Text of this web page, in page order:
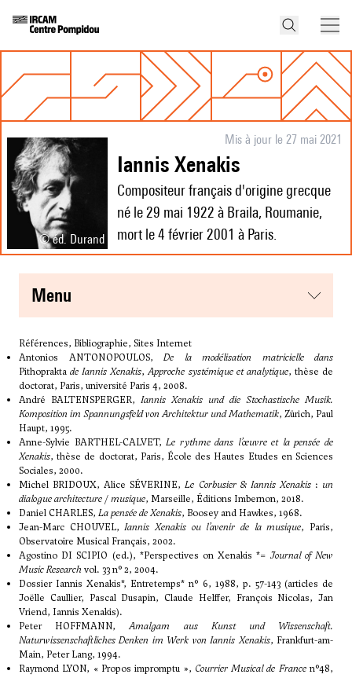
© éd. Durand
Mis à jour le 27 mai 2021
Iannis Xenakis
Compositeur français d'origine grecque
né le 29 mai 1922 à Braila, Roumanie,
mort le 4 février 2001 à Paris.
menu
Références, Bibliographie, Sites Internet
Antonios ANTONOPOULOS, De la modélisation matricielle dans
Pithopraktade Iannis Xenakis,Approche systémique et analytique, thèse de
doctorat, Paris, université Paris 4, 2008.
André BALTENSPERGER, Iannis Xenakis und die Stochastische Musik.
Komposition im Spannungsfeld von Architektur und Mathematik, Zürich, Paul
Haupt, 1995.
Anne-Sylvie BARTHEL-CALVET,Le rythme dans l’œuvre et la pensée de
Xenakis, thèse de doctorat, Paris, École des Hautes Etudes en Sciences
Sociales, 2000.
Michel BRIDOUX, Alice SÉVERINE,Le Corbusier & Iannis Xenakis: un
dialogue architecture /musique, Marseille, Éditions Imbernon, 2018.
Daniel CHARLES, La pensée de Xenakis, Boosey and Hawkes, 1968.
Jean-Marc CHOUVEL,Iannis Xenakis ou l’avenir de la musique, Paris,
Observatoire Musical Français, 2002.
Agostino DI SCIPIO (ed.), *Perspectives on Xenakis *= Journal of New
Music Research vol. 33 n° 2, 2004.
Dossier Iannis Xenakis*, Entretemps* n° 6, 1988, p. 57-143 (articles de
Joëlle Caullier, Pascal Dusapin, Claude Helffer, François Nicolas, Jan
Vriend, Iannis Xenakis).
Peter HOFFMANN,Amalgam aus Kunst und Wissenschaft.
Naturwissenschaftliches Denken im Werk von Iannis Xenakis, Frankfurt-am-
Main, Peter Lang, 1994.
Raymond LYON, « Propos impromptu », Courrier Musical de Francen°48,